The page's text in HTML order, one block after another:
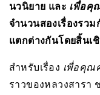
นวนิยาย และ เพื่อคุ
จำนวนสองเรื่องรว
แตกต่างกันโดยสิ้นเชิ
สำหรับเรื่อง เพื่อคุณ
ราวของหลวงสารา